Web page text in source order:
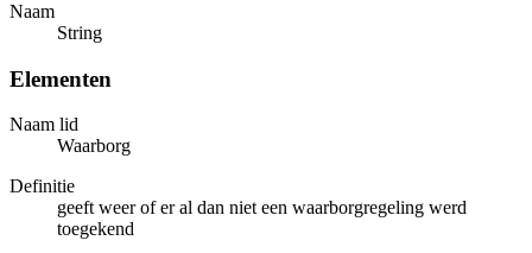
Naam
String
Elementen
Naam lid
Waarborg
Definitie
geeft weer of er al dan niet een waarborgregeling werd
toegekend